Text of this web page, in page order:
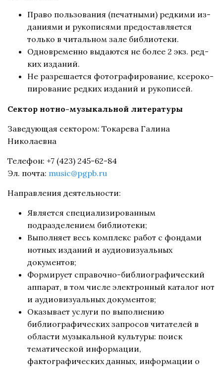
Пра­во поль­зо­ва­ния (пе­чат­ны­ми) ред­ки­ми из­
да­ни­я­ми и ру­ко­пи­ся­ми предо­став­ля­ет­ся
толь­ко в чи­таль­ном за­ле биб­лио­те­ки.
Од­новре­мен­но вы­да­ют­ся не бо­лее 2 экз. ред­
ких из­да­ний.
Не раз­ре­ша­ет­ся фо­то­гра­фи­ро­ва­ние, ксе­ро­ко­
пи­ро­ва­ние ред­ких из­да­ний и ру­ко­пи­сей.
Сектор нотно-музыкальной литературы
Заведующая сектором: Токарева Галина
Николаевна
Телефон: +7 (423) 245-62-84
Эл. почта: music@pgpb.ru
Направления деятельности:
Является специализированным
подразделением библиотеки;
Выполняет весь комплекс работ с фондами
нотных изданий и аудиовизуальных
документов;
Формирует справочно-библиографический
аппарат, в том числе электронный каталог нот
и аудиовизуальных документов;
Оказывает услуги по выполнению
библиографических запросов читателей в
области музыкальной культуры: поиск
тематической информации,
фактографических данных, информации о